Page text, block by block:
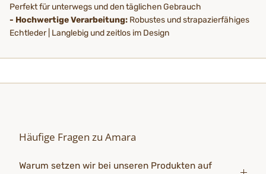
Perfekt für unterwegs und den täglichen Gebrauch
- Hochwertige Verarbeitung: Robustes und strapazierfähiges
Echtleder | Langlebig und zeitlos im Design
Häufige Fragen zu Amara
Warum setzen wir bei unseren Produkten auf